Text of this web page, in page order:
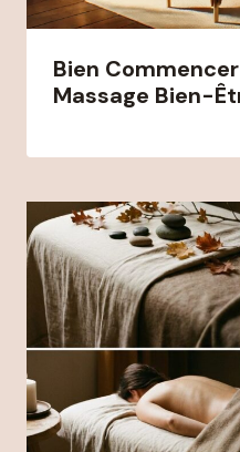
Bien
Massage Bien-